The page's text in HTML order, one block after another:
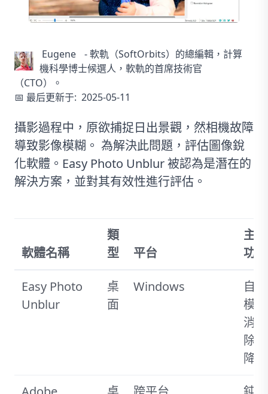
Eugene -軟軌（SoftOrbits）的總編輯，計算
機科學博士候選人，軟軌的首席技術官
（CTO）。
📅 最后更新于: 2025-05-11
攝影過程中，原欲捕捉日出景觀，然相機故障
導致影像模糊。 為解決此問題，評估圖像銳
化軟體。 Easy Photo Unblur被認為是潛在的
解決方案，並對其有效性進行評估。
軟體名稱
類
型
平台
主要
功能
Easy Photo
Unblur
桌
面
Windows
自動
模糊
消
除、
降噪